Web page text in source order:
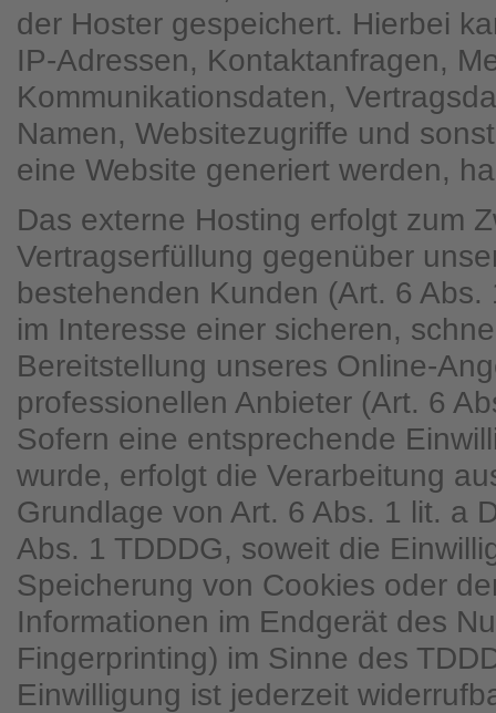
der Hoster gespeichert. Hierbei
IP-Adressen, Kontaktanfragen,
Kommunikationsdaten,
Namen, Websitezugriffe und
eine Website generiert werden,
Das externe Hosting erfolgt zum
Vertragserfüllung gegenüber
bestehenden Kunden (Art. 6
im Interesse einer sicheren,
Bereitstellung unseres Online-
professionellen Anbieter (Art. 6
Sofern eine entsprechende
wurde, erfolgt die Verarbeitung
Grundlage von Art. 6 Abs. 1 lit. a
Abs. 1 TDDDG, soweit die
Speicherung von Cookies oder
Informationen im Endgerät des
Fingerprinting) im Sinne des
Einwilligung ist jederzeit